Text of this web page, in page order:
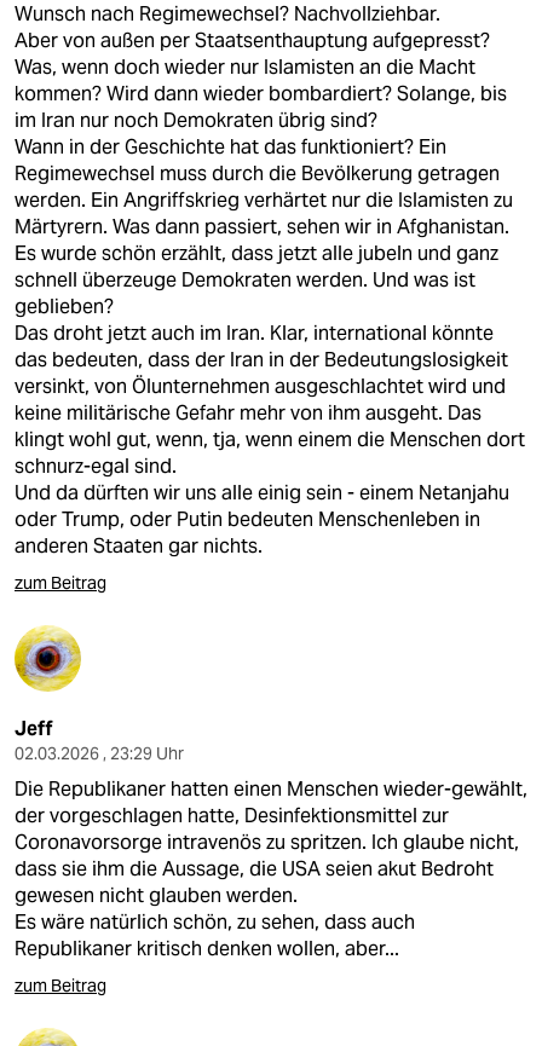
Wunsch nach Regimewechsel? Nachvollziehbar.
Aber von außen per Staatsenthauptung aufgepresst?
Was, wenn doch wieder nur Islamisten an die Macht
kommen? Wird dann wieder bombardiert? Solange, bis
im Iran nur noch Demokraten übrig sind?
Wann in der Geschichte hat das funktioniert? Ein
Regimewechsel muss durch die Bevölkerung getragen
werden. Ein Angriffskrieg verhärtet nur die Islamisten zu
Märtyrern. Was dann passiert, sehen wir in Afghanistan.
Es wurde schön erzählt, dass jetzt alle jubeln und ganz
schnell überzeuge Demokraten werden. Und was ist
geblieben?
Das droht jetzt auch im Iran. Klar, international könnte
das bedeuten, dass der Iran in der Bedeutungslosigkeit
versinkt, von Ölunternehmen ausgeschlachtet wird und
keine militärische Gefahr mehr von ihm ausgeht. Das
klingt wohl gut, wenn, tja, wenn einem die Menschen dort
schnurz-egal sind.
Und da dürften wir uns alle einig sein - einem Netanjahu
oder Trump, oder Putin bedeuten Menschenleben in
anderen Staaten gar nichts.
zum Beitrag
Jeff
02.03.2026 , 23:29 Uhr
Die Republikaner hatten einen Menschen wieder-gewählt,
der vorgeschlagen hatte, Desinfektionsmittel zur
Coronavorsorge intravenös zu spritzen. Ich glaube nicht,
dass sie ihm die Aussage, die USA seien akut Bedroht
gewesen nicht glauben werden.
Es wäre natürlich schön, zu sehen, dass auch
Republikaner kritisch denken wollen, aber...
zum Beitrag